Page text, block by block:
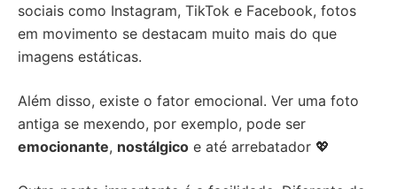
sociais como Instagram, TikTok e Facebook, fotos
em movimento se destacam muito mais do que
imagens estáticas.
Além disso, existe o fator emocional. Ver uma foto
antiga se mexendo, por exemplo, pode ser
emocionante, nostálgico e até arrebatador 💖